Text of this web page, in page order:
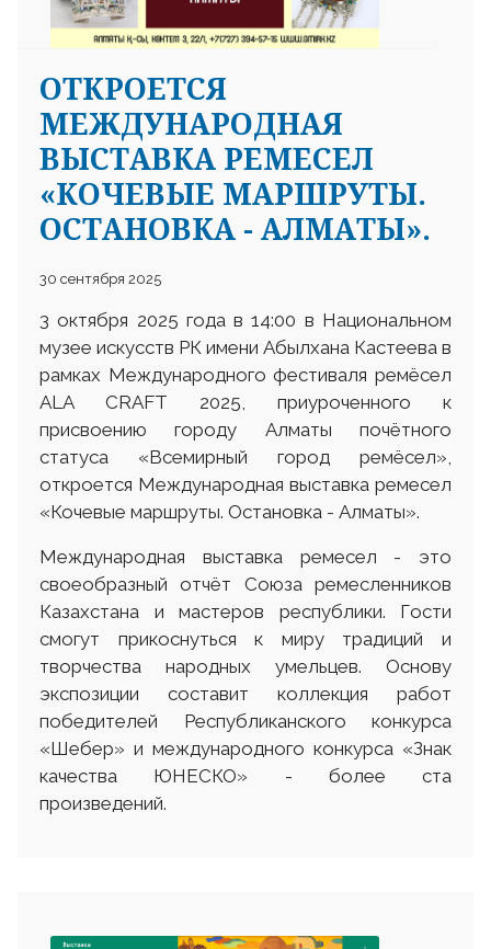
ОТКРОЕТСЯ
МЕЖДУНАРОДНАЯ
ВЫСТАВКА РЕМЕСЕЛ
«КОЧЕВЫЕ МАРШРУТЫ.
ОСТАНОВКА - АЛМАТЫ».
30 сентября 2025
3 октября 2025 года в 14:00 в Национальном
музее искусств РК имени Абылхана Кастеева в
рамках Международного фестиваля ремёсел
ALA CRAFT 2025, приуроченного к
присвоению городу Алматы почётного
статуса «Всемирный город ремёсел»,
откроется Международная выставка ремесел
«Кочевые маршруты. Остановка - Алматы».
Международная выставка ремесел - это
своеобразный отчёт Союза ремесленников
Казахстана и мастеров республики. Гости
смогут прикоснуться к миру традиций и
творчества народных умельцев. Основу
экспозиции составит коллекция работ
победителей Республиканского конкурса
«Шебер» и международного конкурса «Знак
качества ЮНЕСКО» - более ста
произведений.